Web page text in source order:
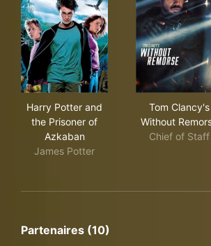
Harry Potter and
the Prisoner of
Azkaban
James Potter
Tom Clancy's
Without
Chief of Staff
Partenaires (10)